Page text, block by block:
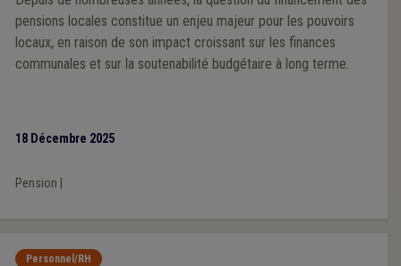
pensions locales constitue un enjeu majeur pour les pouvoirs
locaux, en raison de son impact croissant sur les finances
communales et sur la soutenabilité budgétaire à long terme.
18 Décembre 2025
Pension
Personnel/RH